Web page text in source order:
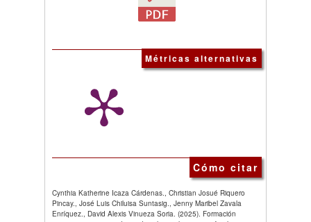
Métricas alternativas
Cómo citar
Cynthia Katherine Icaza Cárdenas., Christian Josué Riquero
Pincay., José Luis Chiluisa Suntasig., Jenny Maribel Zavala
Enríquez., David Alexis Vinueza Soria. (2025). Formación